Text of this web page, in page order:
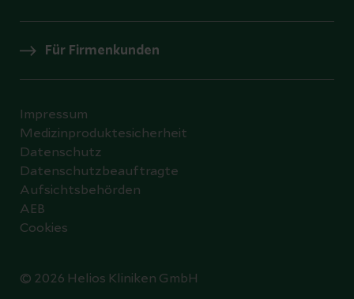
Für Firmenkunden
© 2026 Helios Kliniken GmbH
Impressum
Medizinproduktesicherheit
Datenschutz
Datenschutzbeauftragte
Aufsichtsbehörden
AEB
Cookies